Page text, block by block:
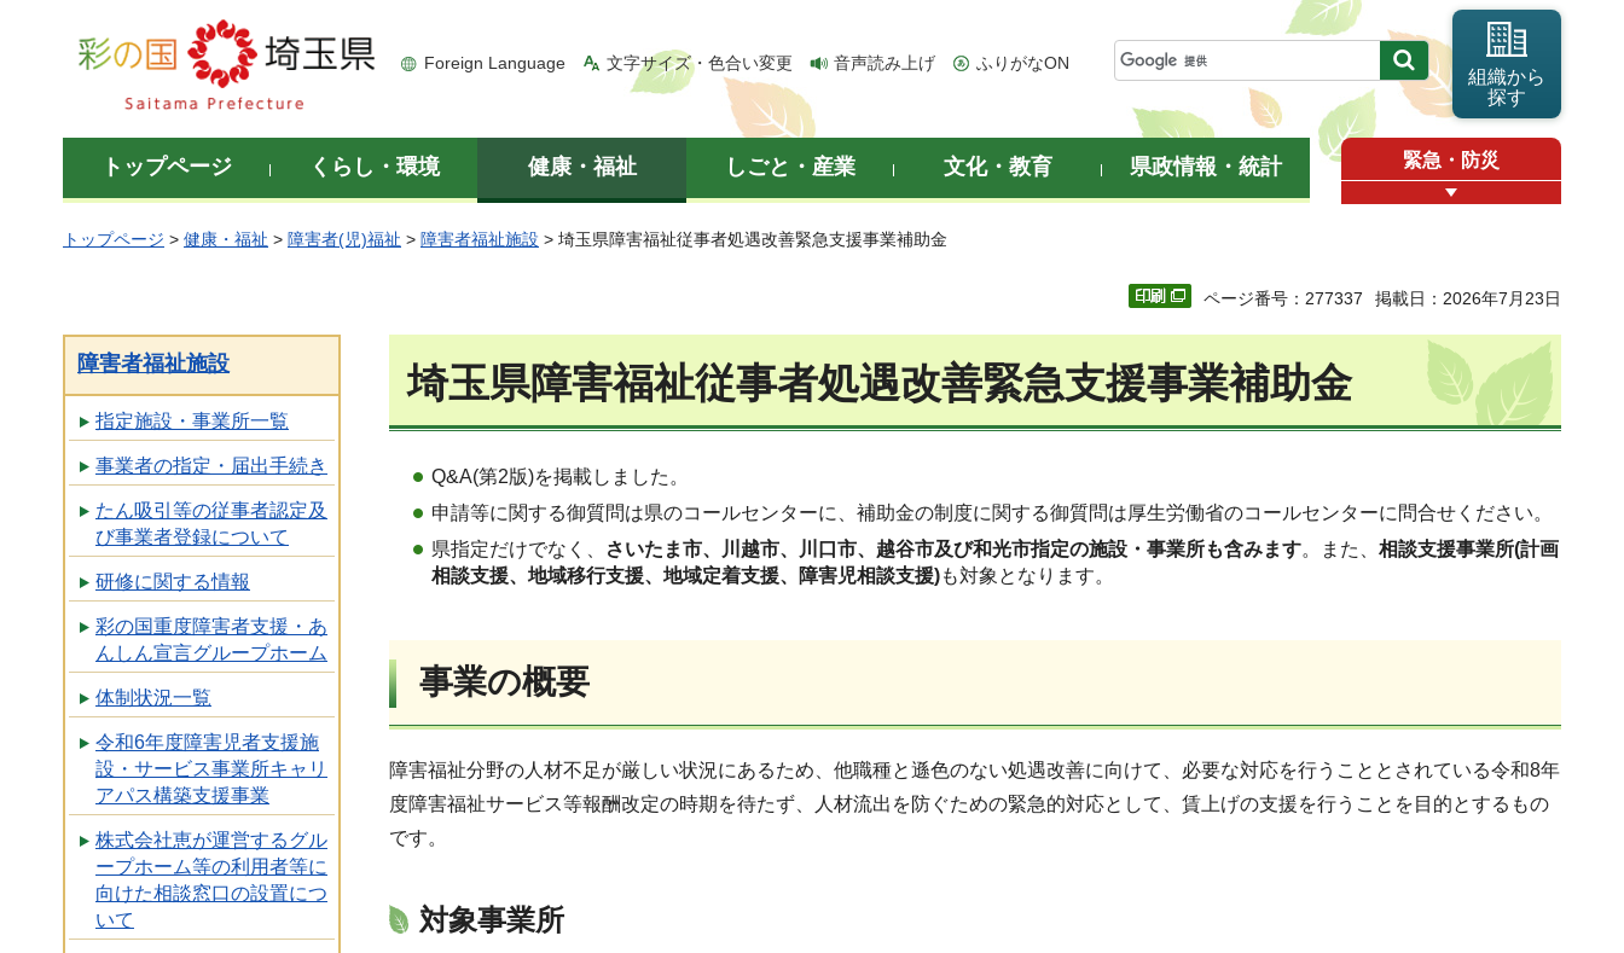
彩の国 埼玉県
Foreign Language 文字サイズ・色合い変更 音声読み上げ ふりがなON
組織から
探す
トップページ くらし・環境 健康・福祉 しごと・産業 文化・教育 県政情報・統計 緊急・防災
トップページ > 健康・福祉 > 障害者(児)福祉 > 障害者福祉施設 > 埼玉県障害福祉従事者処遇改善緊急支援事業補助金
ページ番号：277337 掲載日：2026年7月23日
障害者福祉施設
指定施設・事業所一覧
事業者の指定・届出手続き
たん吸引等の従事者認定及
び事業者登録について
研修に関する情報
彩の国重度障害者支援・あ
んしん宣言グループホーム
体制状況一覧
令和6年度障害児者支援施
設・サービス事業所キャリ
アパス構築支援事業
株式会社恵が運営するグル
ープホーム等の利用者等に
向けた相談窓口の設置につ
いて
埼玉県障害福祉従事者処遇改善緊急支援事業補助金
Q&A(第2版)を掲載しました。
申請等に関する御質問は県のコールセンターに、補助金の制度に関する御質問は厚生労働省のコールセンターに問合せください。
県指定だけでなく、
さいたま市、川越市、川口市、越谷市及び和光市指定の施設・事業所も含みます。また、相談支援事業所(計画
相談支援、地域移行支援、地域定着支援、障害児相談支援)も対象となります。
事業の概要
障害福祉分野の人材不足が厳しい状況にあるため、他職種と遜色のない処遇改善に向けて、必要な対応を行うこととされている令和8年
度障害福祉サービス等報酬改定の時期を待たず、人材流出を防ぐための緊急的対応として、賃上げの支援を行うことを目的とするもの
です。
対象事業所